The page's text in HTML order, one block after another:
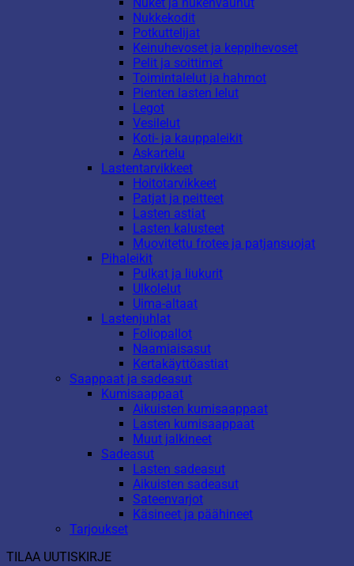
Nukkekodit
Potkuttelijat
Keinuhevoset ja keppihevoset
Pelit ja soittimet
Toimintalelut ja hahmot
Pienten lasten lelut
Legot
Vesilelut
Koti- ja kauppaleikit
Askartelu
Lastentarvikkeet
Hoitotarvikkeet
Patjat ja peitteet
Lasten astiat
Lasten kalusteet
Muovitettu frotee ja patjansuojat
Pihaleikit
Pulkat ja liukurit
Ulkolelut
Uima-altaat
Lastenjuhlat
Foliopallot
Naamiaisasut
Kertakäyttöastiat
Saappaat ja sadeasut
Kumisaappaat
Aikuisten kumisaappaat
Lasten kumisaappaat
Muut jalkineet
Sadeasut
Lasten sadeasut
Aikuisten sadeasut
Sateenvarjot
Käsineet ja päähineet
Tarjoukset
TILAA UUTISKIRJE